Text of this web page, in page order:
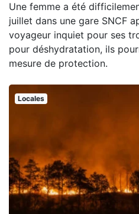
Une femme a été
juillet dans une gare SNCF
voyageur inquiet pour ses
pour déshydratation, ils
mesure de protection.
Locales